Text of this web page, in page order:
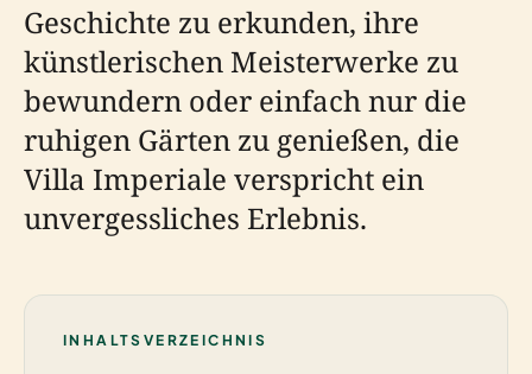
Geschichte zu erkunden, ihre
künstlerischen Meisterwerke zu
bewundern oder einfach nur die
ruhigen Gärten zu genießen, die
Villa Imperiale verspricht ein
unvergessliches Erlebnis.
INHALTSVERZEICHNIS